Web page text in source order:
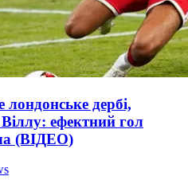
дербі,
ефектний гол
(ВІДЕО)